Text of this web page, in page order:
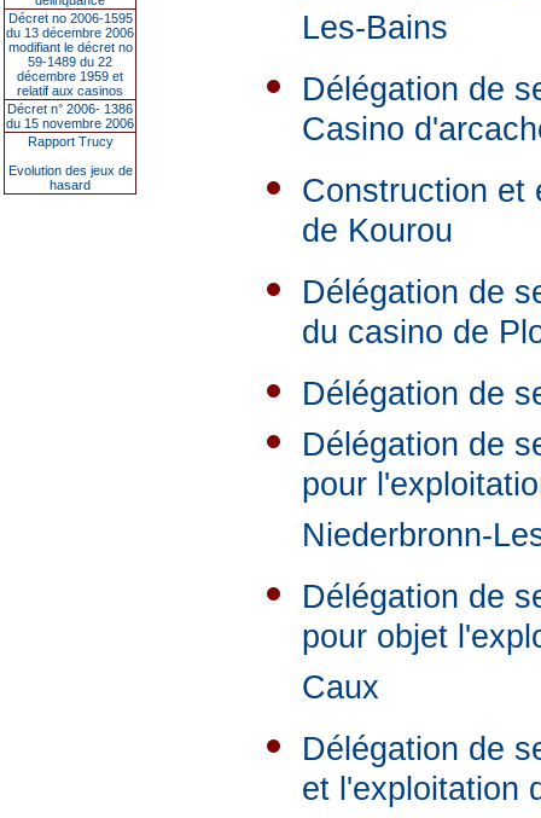
Décret no 2006-1595
du 13 décembre 2006
modifiant le décret no
59-1489 du 22
décembre 1959 et
relatif aux casinos
Décret n° 2006- 1386
du 15 novembre 2006
Rapport Trucy
Evolution des jeux de
hasard
Les-Bains
Délégation de
Casino
Construction et
de Kourou
Délégation de
du casino de
Délégation de
Délégation de
pour
Niederbronn-
Délégation de
pour objet
Caux
Délégation de
et l'exploitation